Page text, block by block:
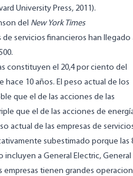
University Press, 2011).
del New York Times
de servicios financieros han llegado
constituyen el 20,4 por ciento del
10 años. El peso actual de los
que el de las acciones de las
que el de las acciones de
actual de las empresas de
subestimado porque las
a General Electric, General
empresas tienen grandes